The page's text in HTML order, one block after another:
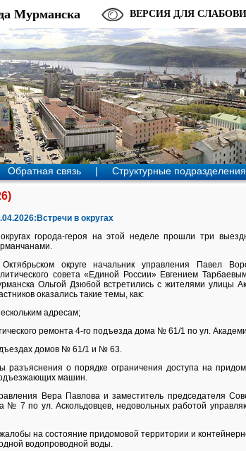
Мурманска ВЕРСИЯ ДЛЯ
Обратная связь | Структурные подразделения
в округах
города‑героя на этой неделе прошли три
округе начальник управления Павел
совета «Единой России» Евгением
Ольгой Дзюбой встретились с жителями улицы
оказались такие темы, как:
адресам;
ремонта 4-го подъезда дома № 61/1 по ул.
домов № 61/1 и № 63.
разъяснения о порядке ограничения доступа на
машин.
Вера Павлова и заместитель председателя
7 по ул. Аскольдовцев, недовольных работой
жалобы на состояние придомовой территории и
водопроводной воды.